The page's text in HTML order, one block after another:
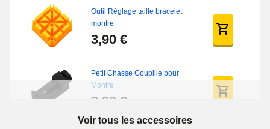
Outil Réglage taille bracelet
montre
3,90 €
Petit Chasse Goupille pour
Montre
3,90 €
Voir tous les accessoires